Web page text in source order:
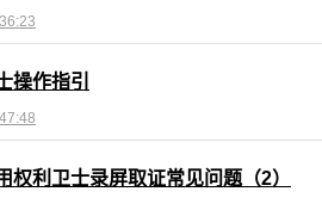
操作指引
权利卫士录屏取证常见问题（2）